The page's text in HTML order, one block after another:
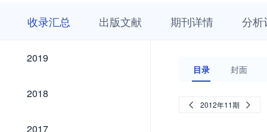
收录汇总 出版文献 期刊详情 分析
2019
2019
2018
2018
2017
2017
目录 封面
2012年11期